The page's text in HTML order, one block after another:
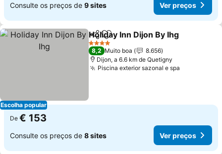
Consulte os preços de 9 sites Ver preços
Escolha popular
PartilharAdicionar aos favoritos
Holiday Inn Dijon By Ihg
4 Estrelas
8,2 Muito boa
8.656
Dijon, a 6.6 km de Quetigny
Piscina exterior sazonal e spa
De € 153
Consulte os preços de 8 sites Ver preços